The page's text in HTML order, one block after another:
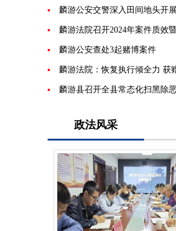
麟游公安交警深入田间地头开
麟游法院召开2024年案件质效
麟游公安查处3起赌博案件
麟游法院：恢复执行倾全力 获
麟游县召开全县常态化扫黑除
政法风采